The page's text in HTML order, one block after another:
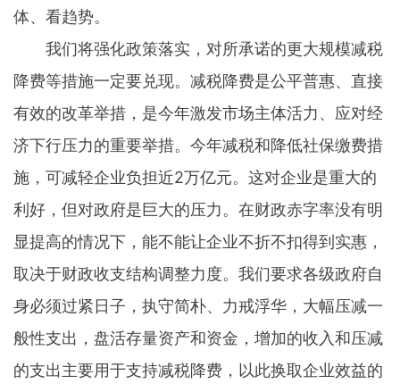
体、看趋势。
我们将强化政策落实，对所承诺的更大规模减税
降费等措施一定要兑现。减税降费是公平普惠、直接
有效的改革举措，是今年激发市场主体活力、应对经
济下行压力的重要举措。今年减税和降低社保缴费措
施，可减轻企业负担近2万亿元。这对企业是重大的
利好，但对政府是巨大的压力。在财政赤字率没有明
显提高的情况下，能不能让企业不折不扣得到实惠，
取决于财政收支结构调整力度。我们要求各级政府自
身必须过紧日子，执守简朴、力戒浮华，大幅压减一
般性支出，盘活存量资产和资金，增加的收入和压减
的支出主要用于支持减税降费，以此换取企业效益的